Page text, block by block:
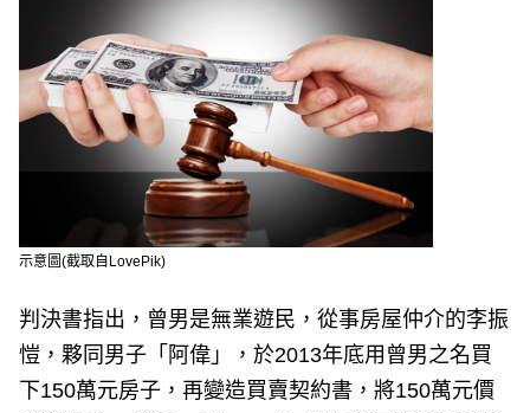
示意圖(截取自LovePik)
判決書指出，曾男是無業遊民，從事房屋仲介的李振
愷，夥同男子「阿偉」，於2013年底用曾男之名買
下150萬元房子，再變造買賣契約書，將150萬元價